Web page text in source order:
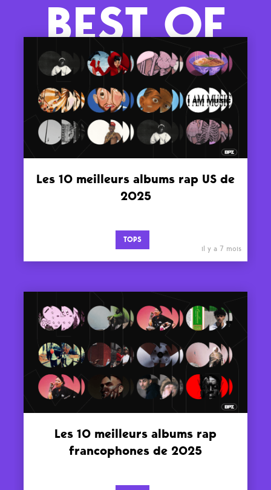
BEST OF
Les 10 meilleurs albums rap US de
2025
TOPS
il y a 7 mois
Les 10 meilleurs albums rap
francophones de 2025